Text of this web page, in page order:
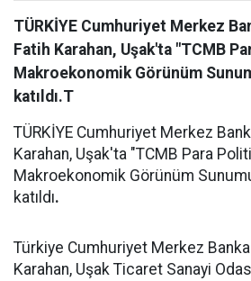
TÜRKİYE Cumhuriyet Merkez
Fatih Karahan, Uşak'ta "TCMB
Makroekonomik Görünüm
katıldı.T
TÜRKİYE Cumhuriyet Merkez
Karahan, Uşak'ta "TCMB Para
Makroekonomik Görünüm
katıldı.
Türkiye Cumhuriyet Merkez
Karahan, Uşak Ticaret Sanayi